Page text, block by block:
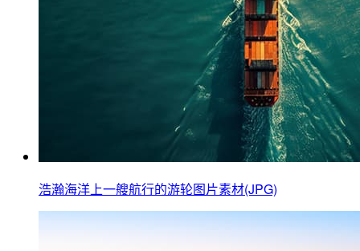
浩瀚海洋上一艘航行的游轮图片素材(JPG)